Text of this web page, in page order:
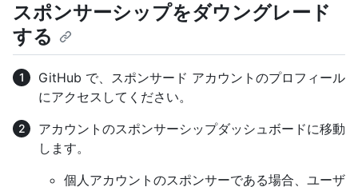
スポンサーシップをダウングレード
する
GitHub で、スポンサード アカウントのプロフィール
にアクセスしてください。
アカウントのスポンサーシップダッシュボードに移動
します。
個人アカウントのスポンサーである場合、ユーザ